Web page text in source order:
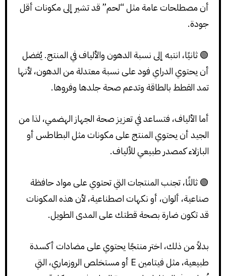
أن مصطلحات عامة مثل “لحم” قد تشير إلى مكونات أقل
جودة.
🟢 ثانيًا، انتبه إلى نسبة الدهون والألياف في المنتج. يُفضل
أن يحتوي الدراي فود على نسبة معتدلة من الدهون، لأنها
تمد القطط بالطاقة وتدعم صحة جلدها وفروها.
أما الألياف، فتساعد في تعزيز صحة الجهاز الهضمي، لذا من
الجيد أن يحتوي المنتج على مكونات مثل البطاطس أو
البازلاء كمصدر طبيعي للألياف.
🟢 ثالثًا، تجنب المنتجات التي تحتوي على مواد حافظة
صناعية، ألوان، أو نكهات اصطناعية، لأن هذه المكونات
قد تكون ضارة بصحة قطتك على المدى الطويل.
بدلاً من ذلك، اختر منتجًا يحتوي على مضادات أكسدة
طبيعية، مثل فيتامين E أو مستخلص الروزماري، التي